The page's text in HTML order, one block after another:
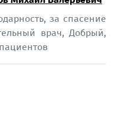
за спасение
врач, Добрый,